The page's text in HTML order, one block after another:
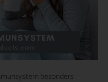
besonders